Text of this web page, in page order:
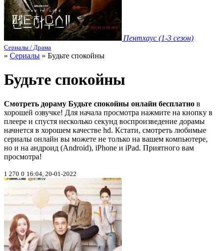
Пентхаус (1-3 сезон)
Сериалы / Драма
» Сериалы » Будьте спокойны
Будьте спокойны
Смотреть дораму Будьте спокойны онлайн бесплатно в
хорошей озвучке! Для начала просмотра нажмите на кнопку в
плеере и спустя несколько секунд воспроизведение дорамы
начнется в хорошем качестве hd. Кстати, смотреть любимые
сериалы онлайн вы можете не только на вашем компьютере,
но и на андроид (Android), iPhone и iPad. Приятного вам
просмотра!
1 270 0 16:04, 20-01-2022